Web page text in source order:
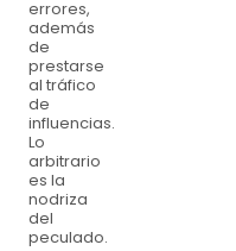
errores,
además
de
prestarse
al tráfico
de
influencias.
Lo
arbitrario
es la
nodriza
del
peculado.